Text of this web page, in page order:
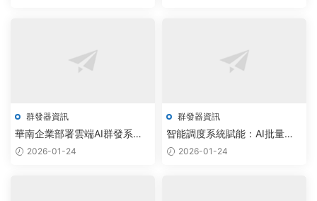
群發器資訊
華南企業部署雲端AI群發系
統，TG附近人源碼驅動自動化
2026-01-24
群發器資訊
智能調度系統賦能：AI批量拉
人機器人實現社群運營自動化
2026-01-24